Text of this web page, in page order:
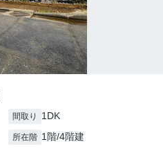
間取り 1DK
所在階 1階/4階建